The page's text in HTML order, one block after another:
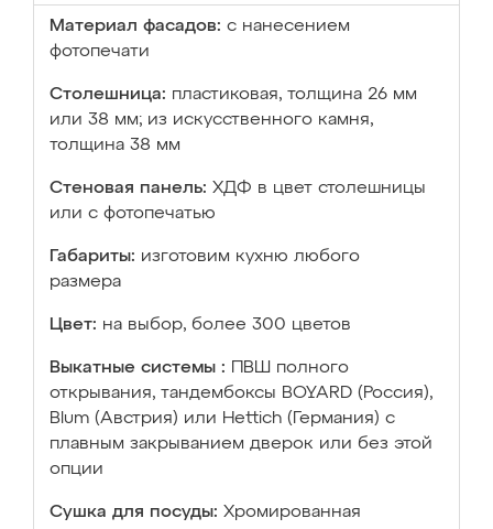
Материал фасадов: с нанесением
фотопечати
Столешница: пластиковая, толщина 26 мм
или 38 мм; из искусственного камня,
толщина 38 мм
Стеновая панель: ХДФ в цвет столешницы
или с фотопечатью
Габариты: изготовим кухню любого
размера
Цвет: на выбор, более 300 цветов
Выкатные системы :
ПВШ полного
открывания, тандембоксы BOYARD (Россия),
Blum (Австрия) или Hettich (Германия) с
плавным закрыванием дверок или без этой
опции
Сушка для посуды: Хромированная